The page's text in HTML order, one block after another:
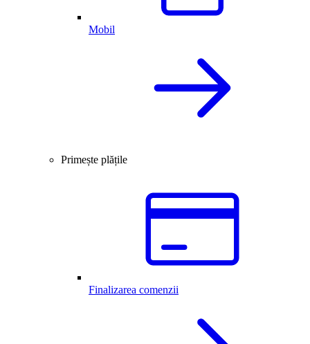
Mobil
Primește plățile
Finalizarea comenzii